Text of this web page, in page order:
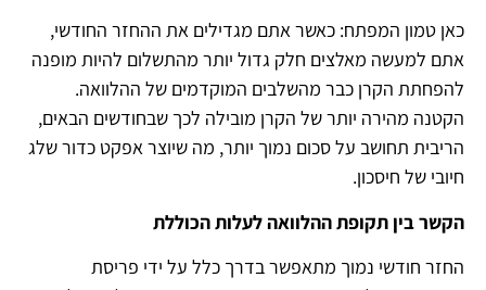
כאן טמון המפתח: כאשר אתם מגדילים את ההחזר החודשי,
אתם למעשה מאלצים חלק גדול יותר מהתשלום להיות מופנה
להפחתת הקרן כבר מהשלבים המוקדמים של ההלוואה.
הקטנה מהירה יותר של הקרן מובילה לכך שבחודשים הבאים,
הריבית תחושב על סכום נמוך יותר, מה שיוצר אפקט כדור שלג
חיובי של חיסכון.
הקשר בין תקופת ההלוואה לעלות הכוללת
החזר חודשי נמוך מתאפשר בדרך כלל על ידי פריסת